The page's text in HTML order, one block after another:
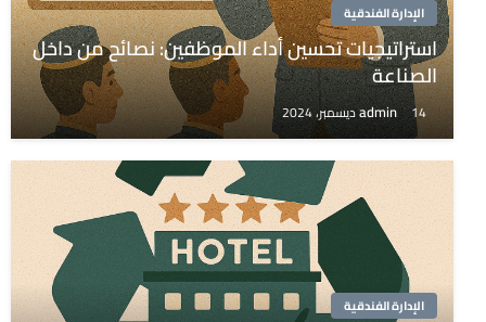
الإدارة الفندقية
استراتيجيات تحسين أداء الموظفين: نصائح من داخل
الصناعة
admin 14 ديسمبر، 2024
الإدارة الفندقية